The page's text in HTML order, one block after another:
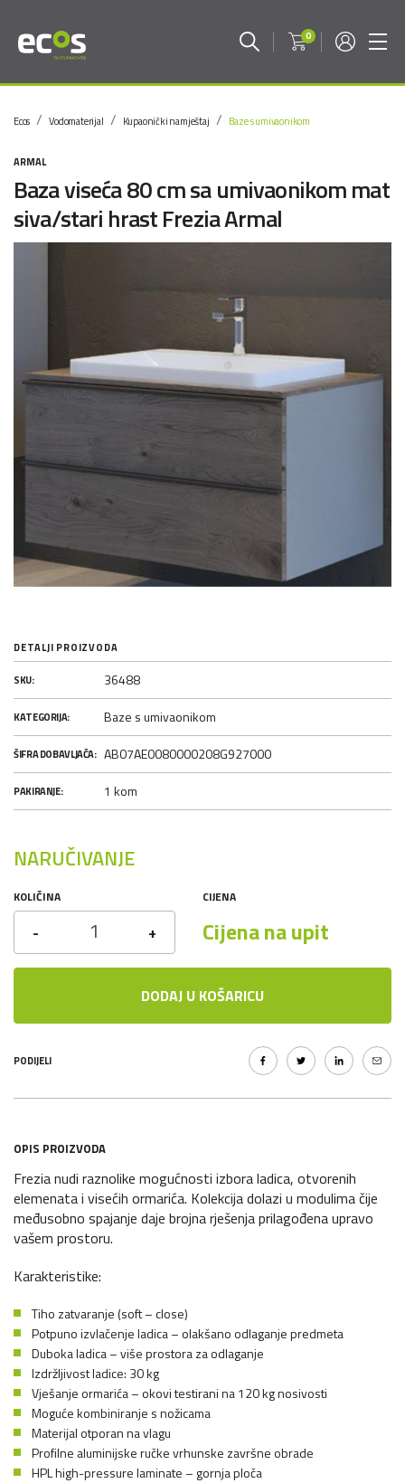
0
Ecos Vodomaterijal Kupaonički namještaj Baze s umivaonikom
ARMAL
Baza viseća 80 cm sa umivaonikom mat
siva/stari hrast Frezia Armal
DETALJI PROIZVODA
SKU: 36488
KATEGORIJA: Baze s umivaonikom
ŠIFRA DOBAVLJAČA: AB07AE0080000208G927000
PAKIRANJE: 1 kom
NARUČIVANJE
KOLIČINA
- +
CIJENA
Cijena na upit
DODAJ U KOŠARICU
PODIJELI
OPIS PROIZVODA
Frezia nudi raznolike mogućnosti izbora ladica, otvorenih
elemenata i visećih ormarića. Kolekcija dolazi u modulima čije
međusobno spajanje daje brojna rješenja prilagođena upravo
vašem prostoru.
Karakteristike:
Tiho zatvaranje (soft – close)
Potpuno izvlačenje ladica – olakšano odlaganje predmeta
Duboka ladica – više prostora za odlaganje
Izdržljivost ladice: 30 kg
Vješanje ormarića – okovi testirani na 120 kg nosivosti
Moguće kombiniranje s nožicama
Materijal otporan na vlagu
Profilne aluminijske ručke vrhunske završne obrade
HPL high-pressure laminate – gornja ploča